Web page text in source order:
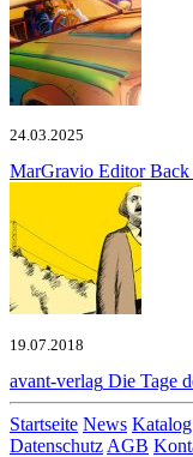
24.03.2025
MarGravio EditorBack
19.07.2018
avant-verlag Die Tage
Startseite News Katalog
Datenschutz AGB